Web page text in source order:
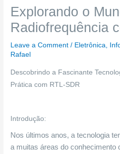
Explorando o
Radiofrequência
Leave a Comment / Eletrônica,
Rafael
Descobrindo a Fascinante
Prática com RTL-SDR
Introdução:
Nos últimos anos, a tecnologia
a muitas áreas do conhecimento